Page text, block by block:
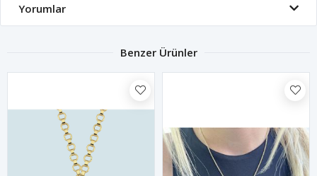
Yorumlar
Benzer Ürünler